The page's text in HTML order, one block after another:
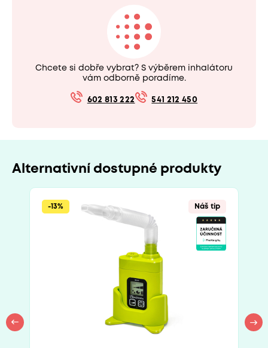
Chcete si dobře vybrat? S výběrem inhalátoru
vám odborně poradíme.
602 813 222 541 212 450
Alternativní dostupné produkty
-13% Náš tip